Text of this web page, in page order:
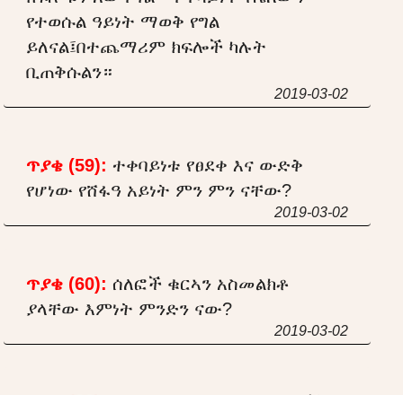
የተወሱል ዓይነት ማወቅ የግል
ይለናል፤በተጨማሪም ክፍሎች ካሉት
ቢጠቅሱልን።
2019-03-02
ጥያቄ (59): ተቀባይነቱ የፀደቀ እና ውድቅ
የሆነው የሸፋዓ አይነት ምን ምን ናቸው?
2019-03-02
ጥያቄ (60): ሰለፎች ቁርኣን አስመልክቶ
ያላቸው እምነት ምንድን ናው?
2019-03-02